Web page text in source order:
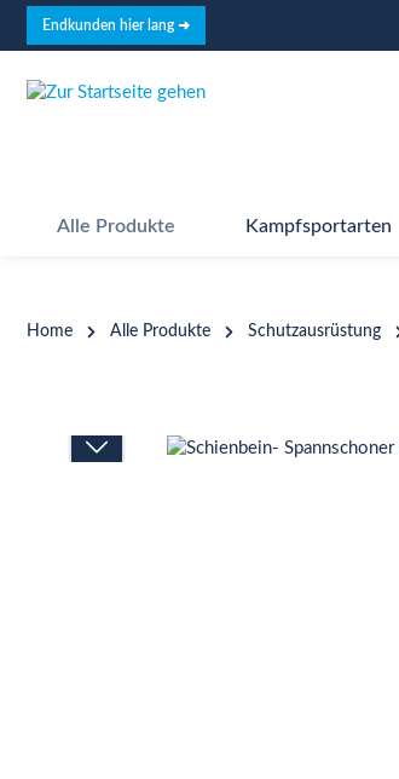
Zur Hauptnavigation springen
Endkunden hier lang ➜
Alle Produkte Kampfsportarten
Home Alle Produkte Schutzausrüstung
Bildergalerie überspringen